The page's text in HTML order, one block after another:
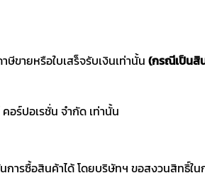
ขายหรือใบเสร็จรับเงินเท่านั้น (กรณีเป็นสิ
อร์ปอเรชั่น จำกัด เท่านั้น
รซื้อสินค้าได้ โดยบริษัทฯ ขอสงวนสิทธิ์ใ